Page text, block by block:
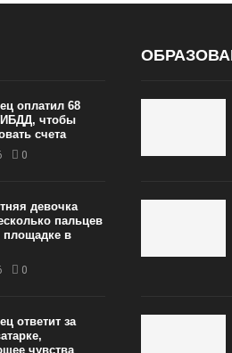
оплатил 68
чтобы
счета
0
девочка
пальцев
площадке в
0
ответит за
чувства